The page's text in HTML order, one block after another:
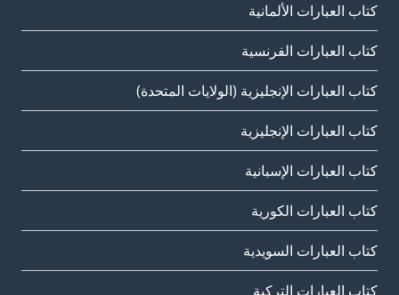
كتاب العبارات الألمانية
كتاب العبارات الفرنسية
كتاب العبارات الإنجليزية (الولايات المتحدة)
كتاب العبارات الإنجليزية
كتاب العبارات الإسبانية
كتاب العبارات الكورية
كتاب العبارات السويدية
كتاب العبارات التركية